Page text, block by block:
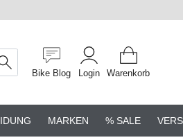
Bike Blog Login Warenkorb
MARKEN % SALE